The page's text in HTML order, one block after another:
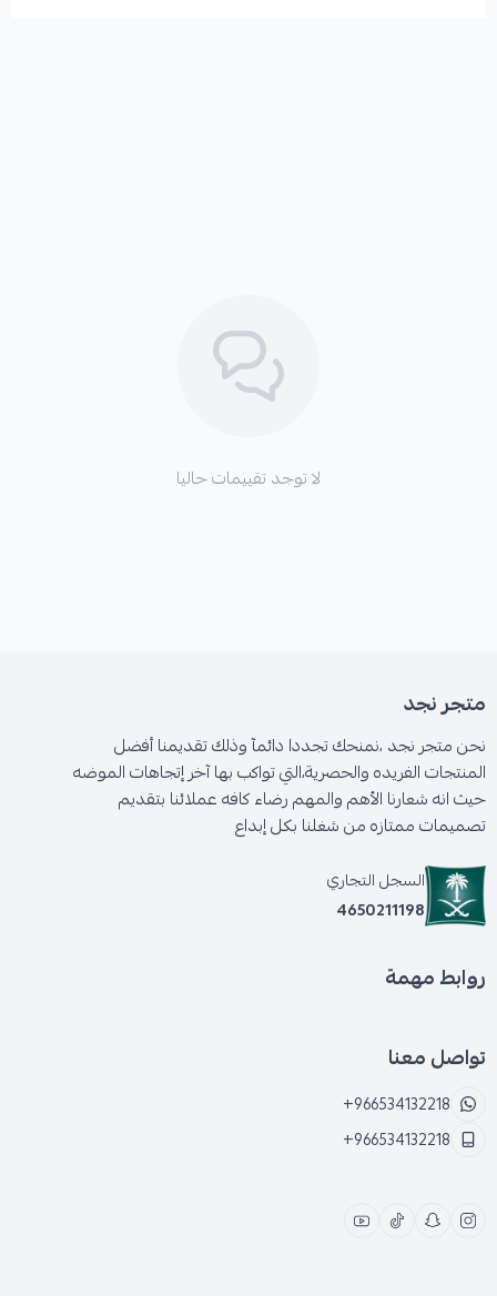
لا توجد تقييمات حاليا
متجر نجد
نحن متجر نجد ،نمنحك تجددا دائمآ وذلك تقديمنا أفضل
المنتجات الفريده والحصرية،التي تواكب بها آخر إتجاهات الموضه
حيث انه شعارنا الأهم والمهم رضاء كافه عملائنا بتقديم
تصميمات ممتازه من شغلنا بكل إبداع
السجل التجاري
4650211198
روابط مهمة
تواصل معنا
+966534132218
+966534132218